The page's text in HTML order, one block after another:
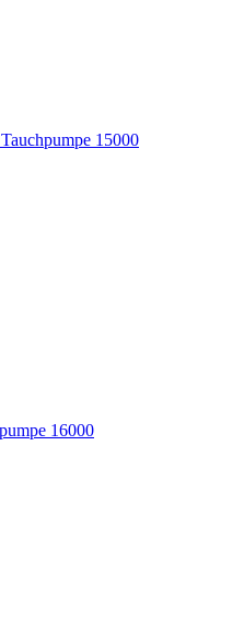
15000
16000